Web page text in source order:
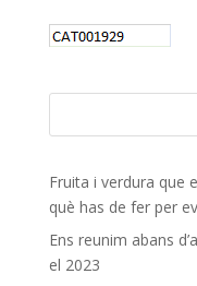
Fruita i verdura que
què has de fer per
Ens reunim abans
el 2023